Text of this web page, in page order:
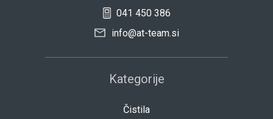
041 450 386
info@at-team.si
Kategorije
Čistila